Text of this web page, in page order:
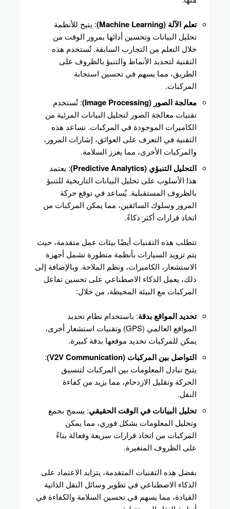
تعلم الآلة (Machine Learning)
: يتيح للأنظمة
تحليل البيانات وتحسين أدائها بمرور الوقت من
خلال التعلم من التجارب السابقة. تُستخدم هذه
التقنية لتحديد الأنماط والتنبؤ بالظروف على
الطريق، مما يسهم في تحسين استجابة
المركبات.
معالجة الصور (Image Processing)
: تُستخدم
تقنيات معالجة الصور لتحليل البيانات المرئية من
الكاميرات الموجودة في المركبات. تساعد هذه
التقنية في التعرف على العوائق، إشارات المرور،
والمركبات الأخرى، مما يعزز السلامة.
التحليل التنبؤي (Predictive Analytics)
: يعتمد
هذا الأسلوب على تحليل البيانات التاريخية للتنبؤ
بالظروف المستقبلية. يُساعد في توقع حركة
المرور وسلوك السائقين، مما يمكن المركبات من
اتخاذ قرارات أكثر ذكاءً.
تتطلب هذه التقنيات أيضًا بيئات عمل متقدمة، حيث
يتم تزويد السيارات بأنظمة متطورة تشمل أجهزة
الاستشعار، الكاميرات، ونظم الملاحة. وبالإضافة إلى
ذلك، يعمل الذكاء الاصطناعي على تحسين تفاعل
المركبات مع البيئة المحيطة، من خلال:
تحديد المواقع بدقة: باستخدام نظام تحديد
المواقع العالمي (GPS) وتقنيات استشعار أخرى،
يمكن للمركبات تحديد موقعها بدقة كبيرة.
التواصل بين المركبات (V2V Communication)
:
يتيح تبادل المعلومات بين المركبات لتنسيق
الحركة وتقليل الازدحام، مما يزيد من كفاءة
النقل.
تحليل البيانات في الوقت الحقيقي: يسمح بجمع
وتحليل المعلومات بشكل فوري، مما يمكن
المركبات من اتخاذ قرارات سريعة وفعالة بناءً
على الظروف المتغيرة.
بفضل هذه التقنيات المتقدمة، يتزايد الاعتماد على
الذكاء الاصطناعي في تطوير وسائل النقل الذاتية
القيادة، مما يسهم في تحسين السلامة والكفاءة في